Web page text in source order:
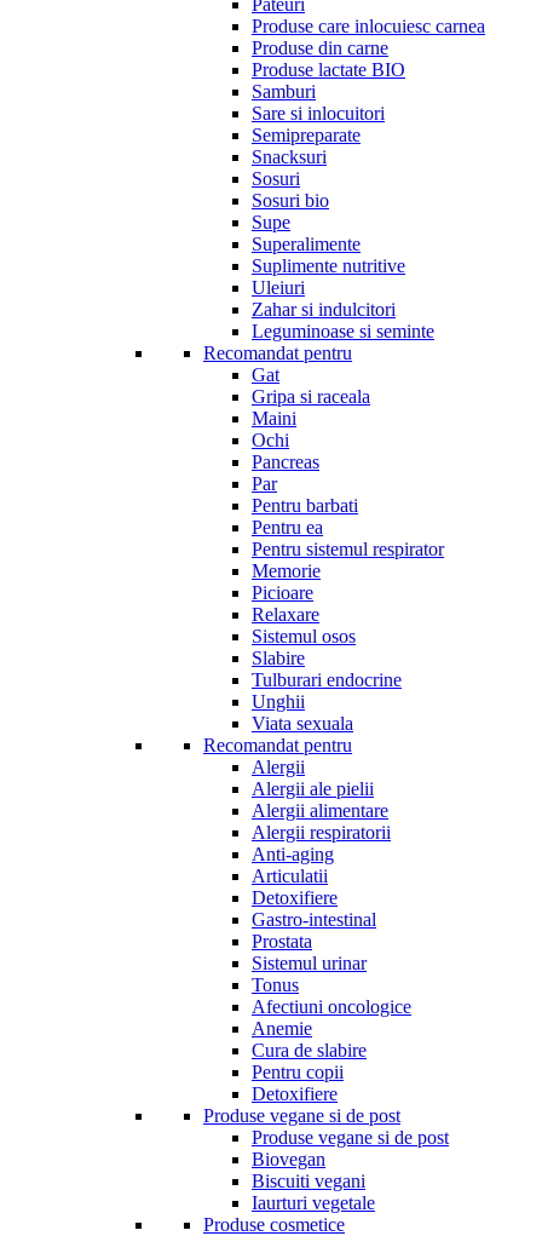
Pateuri
Produse care inlocuiesc carnea
Produse din carne
Produse lactate BIO
Samburi
Sare si inlocuitori
Semipreparate
Snacksuri
Sosuri
Sosuri bio
Supe
Superalimente
Suplimente nutritive
Uleiuri
Zahar si indulcitori
Leguminoase si seminte
Recomandat pentru
Gat
Gripa si raceala
Maini
Ochi
Pancreas
Par
Pentru barbati
Pentru ea
Pentru sistemul respirator
Memorie
Picioare
Relaxare
Sistemul osos
Slabire
Tulburari endocrine
Unghii
Viata sexuala
Recomandat pentru
Alergii
Alergii ale pielii
Alergii alimentare
Alergii respiratorii
Anti-aging
Articulatii
Detoxifiere
Gastro-intestinal
Prostata
Sistemul urinar
Tonus
Afectiuni oncologice
Anemie
Cura de slabire
Pentru copii
Detoxifiere
Produse vegane si de post
Produse vegane si de post
Biovegan
Biscuiti vegani
Iaurturi vegetale
Produse cosmetice